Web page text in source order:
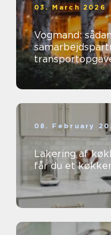
03. March 2026
Vogmand:
08. February
Lakering af
får du et